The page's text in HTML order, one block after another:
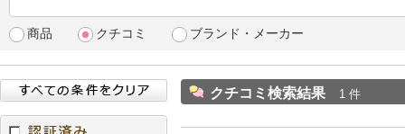
商品 クチコミ ブランド・メーカー
クチコミ検索結果 1 件